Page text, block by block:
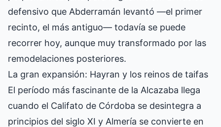
defensivo que Abderramán levantó —el primer
recinto, el más antiguo— todavía se puede
recorrer hoy, aunque muy transformado por las
remodelaciones posteriores.
La gran expansión: Hayran y los reinos de taifas
El período más fascinante de la Alcazaba llega
cuando el Califato de Córdoba se desintegra a
principios del siglo XI y Almería se convierte en